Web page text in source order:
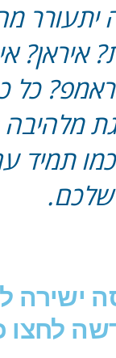
יתעורר
איראן?
כל
תמיד
ישירה
לחצו